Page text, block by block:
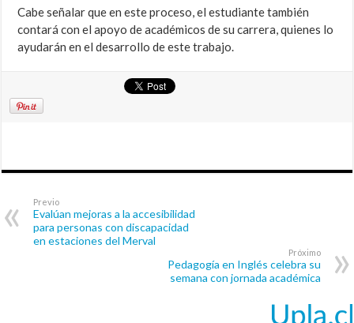
Cabe señalar que en este proceso, el estudiante también
contará con el apoyo de académicos de su carrera, quienes lo
ayudarán en el desarrollo de este trabajo.
Previo
Evalúan mejoras a la accesibilidad
para personas con discapacidad
en estaciones del Merval
Próximo
Pedagogía en Inglés celebra su
semana con jornada académica